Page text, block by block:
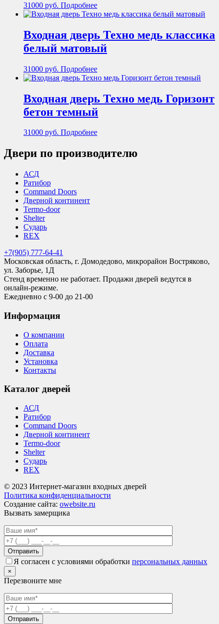
31000 руб. Подробнее
Входная дверь Техно медь классика
белый матовый
31000 руб. Подробнее
Входная дверь Техно медь Горизонт
бетон темный
31000 руб. Подробнее
Двери по производителю
АСД
Ратибор
Command Doors
Дверной континент
Termo-door
Shelter
Сударь
REX
+7(905) 777-64-41
Московская область, г. Домодедово, микрорайон Востряково,
ул. Заборье, 1Д
Стенд временно не работает. Продажи дверей ведутся в
онлайн-режиме.
Ежедневно с 9-00 до 21-00
Информация
О компании
Оплата
Доставка
Установка
Контакты
Каталог дверей
АСД
Ратибор
Command Doors
Дверной континент
Termo-door
Shelter
Сударь
REX
© 2023 Интернет-магазин входных дверей
Политика конфиденциальности
Создание сайта: owebsite.ru
Вызвать замерщика
Я согласен с условиями обработки персональных данных
×
Перезвоните мне